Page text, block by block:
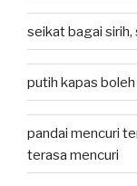
seikat bagai sirih,
putih kapas
pandai mencuri
terasa mencuri